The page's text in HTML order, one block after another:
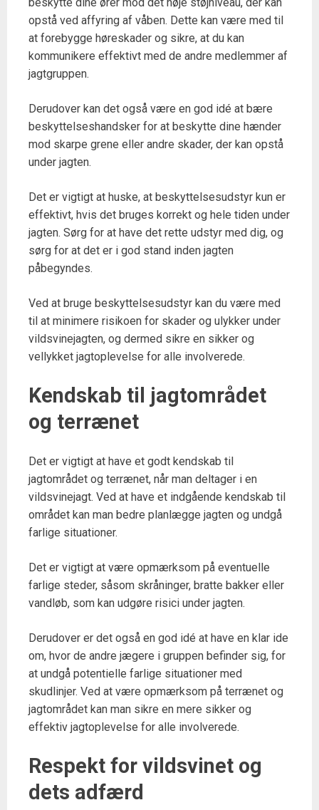
opstå ved affyring af våben. Dette kan være med til
at forebygge høreskader og sikre, at du kan
kommunikere effektivt med de andre medlemmer af
jagtgruppen.
Derudover kan det også være en god idé at bære
beskyttelseshandsker for at beskytte dine hænder
mod skarpe grene eller andre skader, der kan opstå
under jagten.
Det er vigtigt at huske, at beskyttelsesudstyr kun er
effektivt, hvis det bruges korrekt og hele tiden under
jagten. Sørg for at have det rette udstyr med dig, og
sørg for at det er i god stand inden jagten
påbegyndes.
Ved at bruge beskyttelsesudstyr kan du være med
til at minimere risikoen for skader og ulykker under
vildsvinejagten, og dermed sikre en sikker og
vellykket jagtoplevelse for alle involverede.
Kendskab til jagtområdet
og terrænet
Det er vigtigt at have et godt kendskab til
jagtområdet og terrænet, når man deltager i en
vildsvinejagt. Ved at have et indgående kendskab til
området kan man bedre planlægge jagten og undgå
farlige situationer.
Det er vigtigt at være opmærksom på eventuelle
farlige steder, såsom skråninger, bratte bakker eller
vandløb, som kan udgøre risici under jagten.
Derudover er det også en god idé at have en klar ide
om, hvor de andre jægere i gruppen befinder sig, for
at undgå potentielle farlige situationer med
skudlinjer. Ved at være opmærksom på terrænet og
jagtområdet kan man sikre en mere sikker og
effektiv jagtoplevelse for alle involverede.
Respekt for vildsvinet og
dets adfærd